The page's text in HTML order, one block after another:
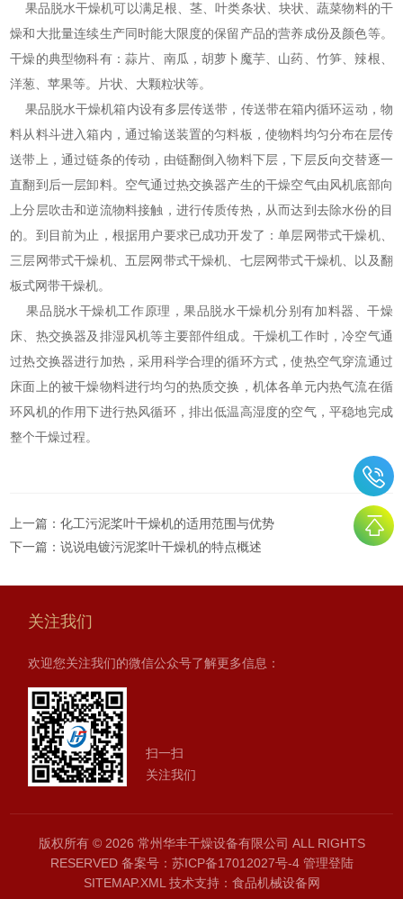
果品脱水干燥机可以满足根、茎、叶类条状、块状、蔬菜物料的干
燥和大批量连续生产同时能大限度的保留产品的营养成份及颜色等。
干燥的典型物科有：蒜片、南瓜，胡萝卜魔芋、山药、竹笋、辣根、
洋葱、苹果等。片状、大颗粒状等。
果品脱水干燥机箱内设有多层传送带，传送带在箱内循环运动，物
料从料斗进入箱内，通过输送装置的匀料板，使物料均匀分布在层传
送带上，通过链条的传动，由链翻倒入物料下层，下层反向交替逐一
直翻到后一层卸料。空气通过热交换器产生的干燥空气由风机底部向
上分层吹击和逆流物料接触，进行传质传热，从而达到去除水份的目
的。到目前为止，根据用户要求已成功开发了：单层网带式干燥机、
三层网带式干燥机、五层网带式干燥机、七层网带式干燥机、以及翻
板式网带干燥机。
果品脱水干燥机工作原理，果品脱水干燥机分别有加料器、干燥
床、热交换器及排湿风机等主要部件组成。干燥机工作时，冷空气通
过热交换器进行加热，采用科学合理的循环方式，使热空气穿流通过
床面上的被干燥物料进行均匀的热质交换，机体各单元内热气流在循
环风机的作用下进行热风循环，排出低温高湿度的空气，平稳地完成
整个干燥过程。
上一篇：化工污泥桨叶干燥机的适用范围与优势
下一篇：说说电镀污泥桨叶干燥机的特点概述
关注我们
欢迎您关注我们的微信公众号了解更多信息：
扫一扫
关注我们
版权所有 © 2026 常州华丰干燥设备有限公司 ALL RIGHTS
RESERVED 备案号：苏ICP备17012027号-4 管理登陆
SITEMAP.XML技术支持： 食品机械设备网